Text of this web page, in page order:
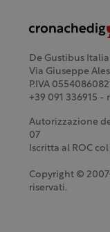
De Gustibus
Via Giuseppe
P.IVA
+39 091 336915
Autorizzazione
07
Iscritta al ROC col
Copyright ©
riservati.